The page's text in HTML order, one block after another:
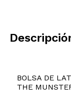
BOLSA DE
THE